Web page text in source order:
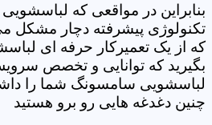
بنابراین در مواقعی که
تکنولوژی پیشرفته دچار مشکل
که از یک تعمیرکار حرفه ای
بگیرید که توانایی و تخصص
لباسشویی سامسونگ شما را
چنین دغدغه هایی رو برو هستید